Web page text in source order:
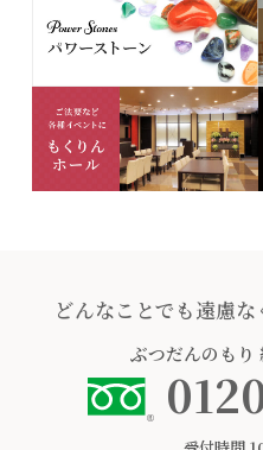
どんなことでも遠慮
ぶつだんのもり